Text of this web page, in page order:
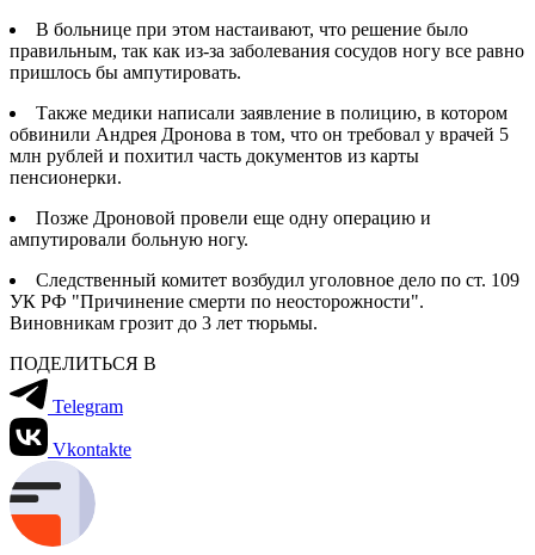
В больнице при этом настаивают, что решение было
правильным, так как из-за заболевания сосудов ногу все равно
пришлось бы ампутировать.
Также медики написали заявление в полицию, в котором
обвинили Андрея Дронова в том, что он требовал у врачей 5
млн рублей и похитил часть документов из карты
пенсионерки.
Позже Дроновой провели еще одну операцию и
ампутировали больную ногу.
Следственный комитет возбудил уголовное дело по ст. 109
УК РФ "Причинение смерти по неосторожности".
Виновникам грозит до 3 лет тюрьмы.
ПОДЕЛИТЬСЯ В
Telegram
Vkontakte